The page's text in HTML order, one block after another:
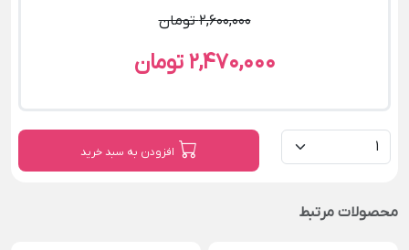
2,600,000 تومان
2,470,000 تومان
افزودن به سبد خرید
محصولات مرتبط